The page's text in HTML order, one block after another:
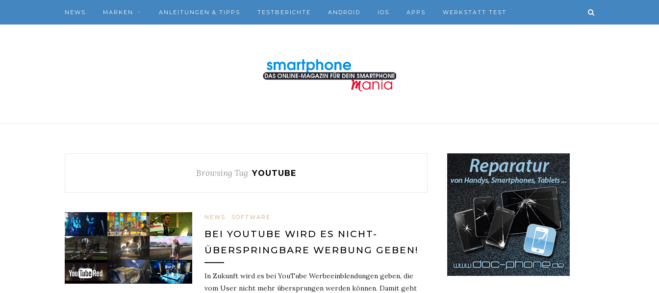
NEWS MARKEN ANLEITUNGEN & TIPPS TESTBERICHTE ANDROID IOS APPS WERKSTATT TEST
Browsing Tag YOUTUBE
NEWS SOFTWARE
BEI YOUTUBE WIRD ES NICHT-
ÜBERSPRINGBARE WERBUNG GEBEN!
In Zukunft wird es bei YouTube Werbeeinblendungen geben, die
vom User nicht mehr übersprungen werden können. Damit geht